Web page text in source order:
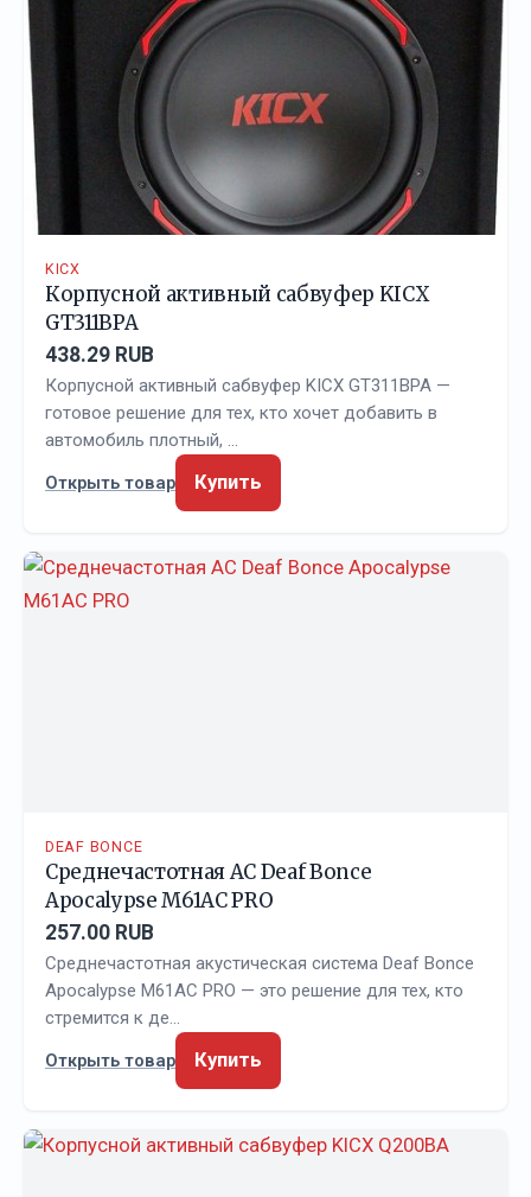
KICX
Корпусной активный сабвуфер KICX
GT311BPA
438.29 RUB
Корпусной активный сабвуфер KICX GT311BPA —
готовое решение для тех, кто хочет добавить в
автомобиль плотный, …
Открыть товар
Купить
DEAF BONCE
Среднечастотная АС Deaf Bonce
Apocalypse M61AC PRO
257.00 RUB
Среднечастотная акустическая система Deaf Bonce
Apocalypse M61AC PRO — это решение для тех, кто
стремится к де…
Открыть товар
Купить